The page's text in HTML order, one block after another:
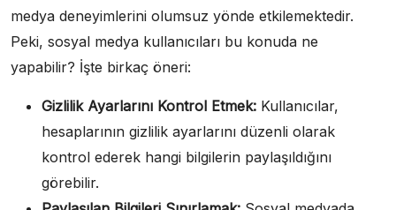
medya deneyimlerini olumsuz yönde etkilemektedir.
Peki, sosyal medya kullanıcıları bu konuda ne
yapabilir? İşte birkaç öneri:
Gizlilik Ayarlarını Kontrol Etmek: Kullanıcılar,
hesaplarının gizlilik ayarlarını düzenli olarak
kontrol ederek hangi bilgilerin paylaşıldığını
görebilir.